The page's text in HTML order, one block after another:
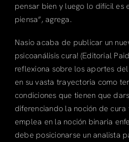
pensar bien y luego lo difícil es
piensa”, agrega.
Nasio acaba de publicar un
psicoanálisis cura! (Editorial
reflexiona sobre los aportes
en su vasta trayectoria como
condiciones que tienen que
diferenciando la noción de
emplea en la noción binaria
debe posicionarse un analista